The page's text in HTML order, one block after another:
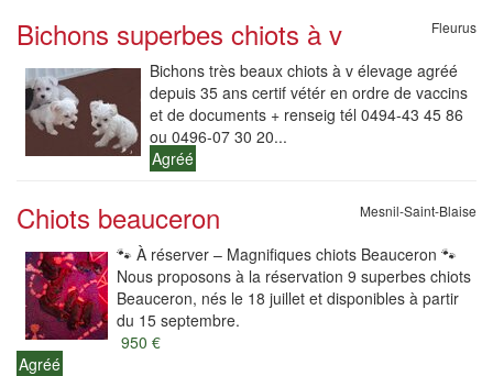
Bichons superbes chiots à v Fleurus
Bichons très beaux chiots à v élevage agréé
depuis 35 ans certif vétér en ordre de vaccins
et de documents + renseig tél 0494-43 45 86
ou 0496-07 30 20...
Agréé
Chiots beauceron Mesnil-Saint-Blaise
🐾 À réserver – Magnifiques chiots Beauceron 🐾
Nous proposons à la réservation 9 superbes chiots
Beauceron, nés le 18 juillet et disponibles à partir
du 15 septembre.
950 €
Agréé